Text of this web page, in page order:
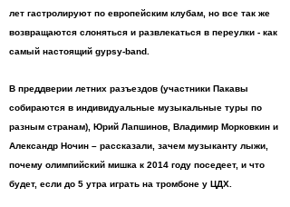
лет гастролируют по европейским клубам, но все так же
возвращаются слоняться и развлекаться в переулки - как
самый настоящий gypsy-band.
В преддверии летних разъездов (участники Пакавы
собираются в индивидуальные музыкальные туры по
разным странам), Юрий Лапшинов, Владимир Морковкин и
Александр Ночин – рассказали, зачем музыканту лыжи,
почему олимпийский мишка к 2014 году поседеет, и что
будет, если до 5 утра играть на тромбоне у ЦДХ.